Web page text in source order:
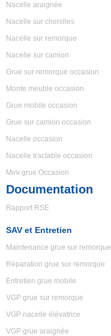
Nacelle araignée
Nacelle sur chenilles
Nacelle sur remorque
Nacelle sur camion
Grue sur remorque occasion
Monte meuble occasion
Grue mobile occasion
Grue sur camion occasion
Nacelle occasion
Nacelle tractable occasion
Mini grue Occasion
Documentation
Rapport RSE
SAV et Entretien
Maintenance grue sur remorque
Réparation grue sur remorque
Entretien grue mobile
VGP grue sur remorque
VGP nacelle élévatrice
VGP grue araignée